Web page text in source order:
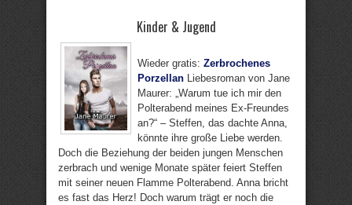
Kinder & Jugend
Wieder gratis: Zerbrochenes
Porzellan Liebesroman von Jane
Maurer: „Warum tue ich mir den
Polterabend meines Ex-Freundes
an?“ – Steffen, das dachte Anna,
könnte ihre große Liebe werden.
Doch die Beziehung der beiden jungen Menschen
zerbrach und wenige Monate später feiert Steffen
mit seiner neuen Flamme Polterabend. Anna bricht
es fast das Herz! Doch warum trägt er noch die